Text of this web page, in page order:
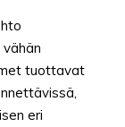
tuottavat
eri